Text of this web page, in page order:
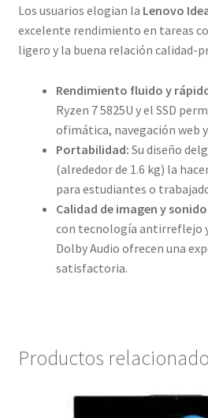
Los usuarios elogian la Lenovo
excelente rendimiento en tareas
ligero y la buena relación calidad-
Rendimiento fluido y
Ryzen 7 5825U y el SSD
ofimática, navegación web
Portabilidad: Su diseño
(alrededor de 1.6 kg) la
para estudiantes o
Calidad de imagen y
con tecnología antirreflejo
Dolby Audio ofrecen una
satisfactoria.
Productos